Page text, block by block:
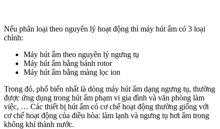
Nếu phân loại theo nguyên lý hoạt động thì máy hút ẩm có 3 loại
chính:
Máy hút ẩm theo nguyên lý ngưng tụ
Máy hút ẩm bằng bánh rotor
Máy hút ẩm bằng màng lọc ion
Trong đó, phổ biến nhất là dòng máy hút ẩm dạng ngưng tụ, thường
được ứng dụng trong hút ẩm phạm vi gia đình và văn phòng làm
việc, … Các thiết bị hút ẩm có cơ chế hoạt động thường giống với
cơ chế hoạt động của điều hòa: làm lạnh và ngưng tụ hơi ẩm trong
không khí thành nước.